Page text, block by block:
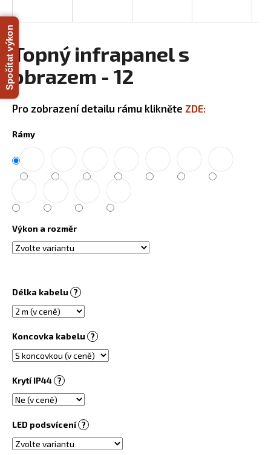
Topný infrapanel s
obrazem - 12
Pro zobrazení detailu rámu klikněte ZDE:
Rámy
Výkon a rozměr
Délka kabelu ?
Koncovka kabelu ?
Krytí IP44 ?
LED podsvícení ?
a
j
í
t
?
D
o
o
r
u
e
e
OBRAZOVÝ
TOPNÝ
INFRAPANEL
360W
MOTIV
Č.
88
Spočítat výkon